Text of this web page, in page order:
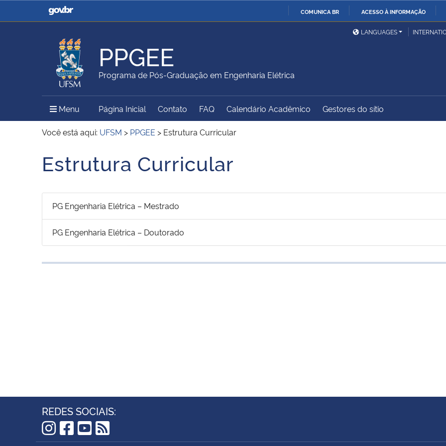
COMUNICA BR ACESSO À INFORMAÇÃO
Casa Civil
Ministério da Justiça e
Ministério da Defesa
Ministério das Relações
Exteriores
Ministério da Agricultura,
Pecuária e Abastecimento
Ministério da Educação
Ministério do Meio Ambiente Ministério do Turismo
Ministério do
Controladoria-Geral da
Secretaria de Governo
Gabinete de Segurança
LANGUAGES
PPGEE
Programa de Pós-Graduação em Engenharia Elétrica
Menu Menu Principal do Sítio
Página Inicial Contato FAQ Calendário Acadêmico Gestores do sítio
Você está aqui: UFSM > PPGEE > Estrutura Curricular
Início do conteúdo
Estrutura Curricular
PG Engenharia Elétrica – Mestrado
PG Engenharia Elétrica – Doutorado
REDES SOCIAIS: